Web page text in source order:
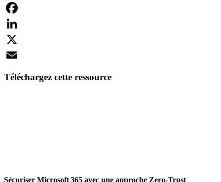
Facebook
LinkedIn
X
Téléchargez cette ressource
Sécuriser Microsoft 365 avec une approche Zero-Trust